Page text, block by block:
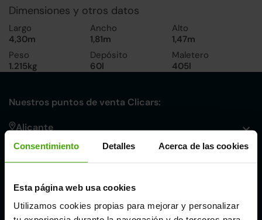
Consentimiento Detalles Acerca de las cookies
Esta página web usa cookies
Utilizamos cookies propias para mejorar y personalizar
Dimensiones y otros datos
Largo
4,30m
Ancho
1,81m
Alto
1,47m
Peso
1.215kg
Depósito
60l
Maletero
405l
Nuestros puntos de venta Clicars:
Alicante
Córdoba